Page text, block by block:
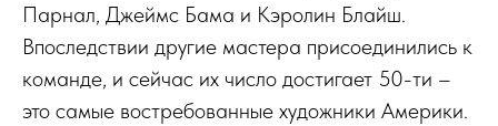
Парнал, Джеймс Бама и Кэролин Блайш.
Впоследствии другие мастера присоединились к
команде, и сейчас их число достигает 50-ти –
это самые востребованные художники Америки.